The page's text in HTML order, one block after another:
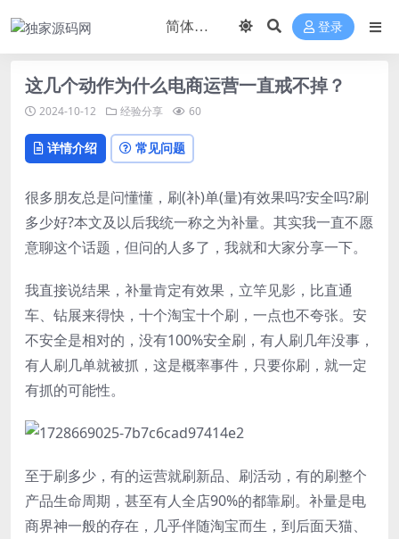
登录
这几个动作为什么电商运营一直戒不掉？
2024-10-12 经验分享 60
详情介绍 常见问题
很多朋友总是问懂懂，刷(补)单(量)有效果吗?安全吗?刷
多少好?本文及以后我统一称之为补量。其实我一直不愿
意聊这个话题，但问的人多了，我就和大家分享一下。
我直接说结果，补量肯定有效果，立竿见影，比直通
车、钻展来得快，十个淘宝十个刷，一点也不夸张。安
不安全是相对的，没有100%安全刷，有人刷几年没事，
有人刷几单就被抓，这是概率事件，只要你刷，就一定
有抓的可能性。
至于刷多少，有的运营就刷新品、刷活动，有的刷整个
产品生命周期，甚至有人全店90%的都靠刷。补量是电
商界神一般的存在，几乎伴随淘宝而生，到后面天猫、